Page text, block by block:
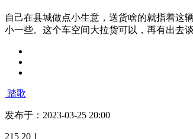
小树过节
这种MPV车型，最重要的还是实用性
上周二刚提的菱智M5，实用型7座低配的，